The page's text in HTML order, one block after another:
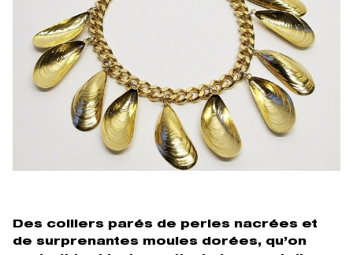
Des colliers parés de perles nacrées et
de surprenantes moules dorées, qu’on